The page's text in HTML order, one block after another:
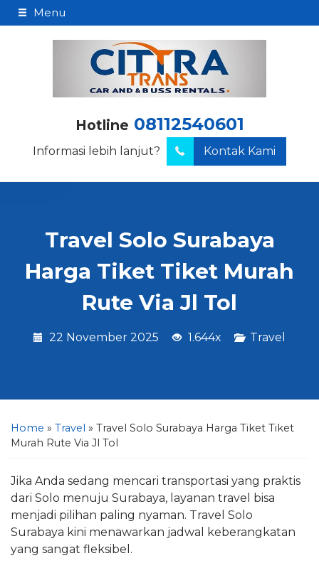
Menu
Hotline 08112540601
Informasi lebih lanjut? Kontak Kami
Travel Solo Surabaya
Harga Tiket Tiket Murah
Rute Via Jl Tol
22 November 2025 1.644x Travel
Home » Travel » Travel Solo Surabaya Harga Tiket Tiket
Murah Rute Via Jl Tol
Jika Anda sedang mencari transportasi yang praktis
dari Solo menuju Surabaya, layanan travel bisa
menjadi pilihan paling nyaman. Travel Solo
Surabaya kini menawarkan jadwal keberangkatan
yang sangat fleksibel.